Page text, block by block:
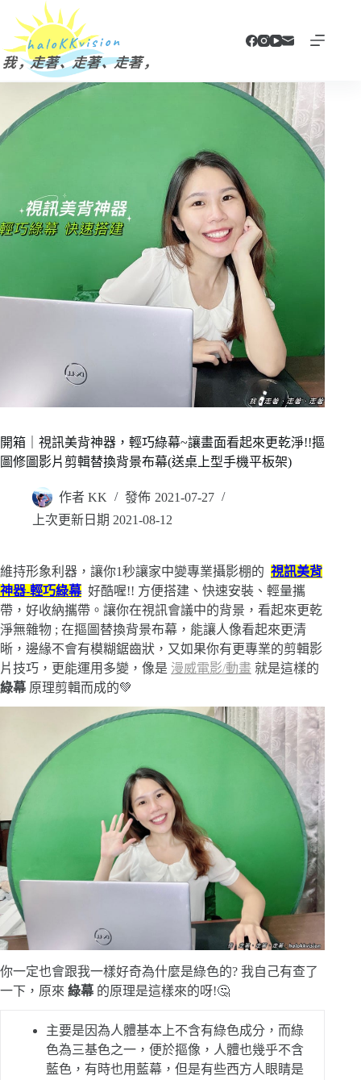
主
要
開箱｜視訊美背神器，輕巧綠幕~讓畫面看起來更乾淨!!摳
圖修圖影片剪輯替換背景布幕(送桌上型手機平板架)
作者 KK 發佈 2021-07-27
上次更新日期 2021-08-12
維持形象利器，讓你1秒讓家中變專業攝影棚的 視訊美背
神器-輕巧綠幕 好酷喔!! 方便搭建、快速安裝、輕量攜
帶，好收納攜帶。讓你在視訊會議中的背景，看起來更乾
淨無雜物 ; 在摳圖替換背景布幕，能讓人像看起來更清
晰，邊緣不會有模糊鋸齒狀，又如果你有更專業的剪輯影
片技巧，更能運用多變，像是 漫威電影/動畫 就是這樣的
綠幕 原理剪輯而成的💚
你一定也會跟我一樣好奇為什麼是綠色的? 我自己有查了
一下，原來 綠幕 的原理是這樣來的呀!🤔
主要是因為人體基本上不含有綠色成分，而綠
色為三基色之一，便於摳像，人體也幾乎不含
藍色，有時也用藍幕，但是有些西方人眼睛是